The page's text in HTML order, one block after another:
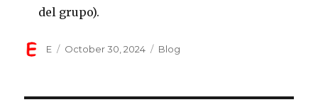
del grupo).
Author
E
Posted
October 30, 2024 Categories
Blog